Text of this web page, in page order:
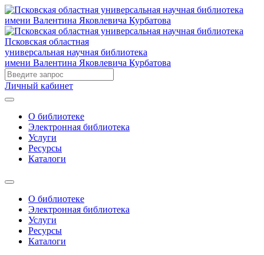
Псковская областная
универсальная научная библиотека
имени Валентина Яковлевича Курбатова
Личный кабинет
О библиотеке
Электронная библиотека
Услуги
Ресурсы
Каталоги
О библиотеке
Электронная библиотека
Услуги
Ресурсы
Каталоги